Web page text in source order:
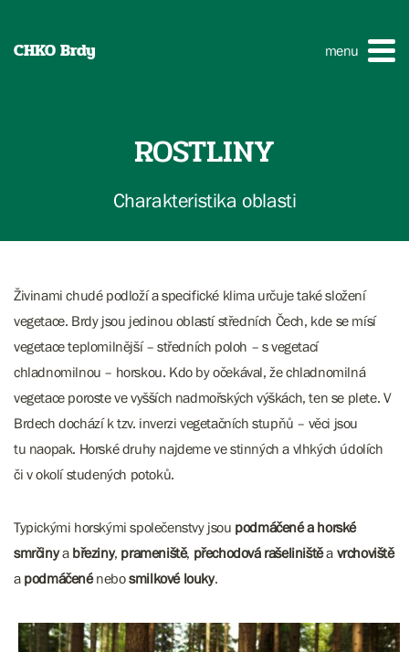
CHKO Brdy menu
ROSTLINY
Charakteristika oblasti
Živinami chudé podloží a specifické klima určuje také složení
vegetace. Brdy jsou jedinou oblastí středních Čech, kde se mísí
vegetace teplomilnější – středních poloh – s vegetací
chladnomilnou – horskou. Kdo by očekával, že chladnomilná
vegetace poroste ve vyšších nadmořských výškách, ten se plete. V
Brdech dochází k tzv. inverzi vegetačních stupňů – věci jsou
tu naopak. Horské druhy najdeme ve stinných a vlhkých údolích
či v okolí studených potoků.
Typickými horskými společenstvy jsou podmáčené a horské
smrčinya březiny, prameniště, přechodová rašeliništěa vrchoviště
a podmáčenénebosmilkové louky.